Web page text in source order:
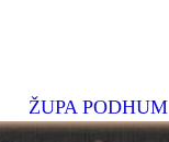
ŽUPA PODHUM